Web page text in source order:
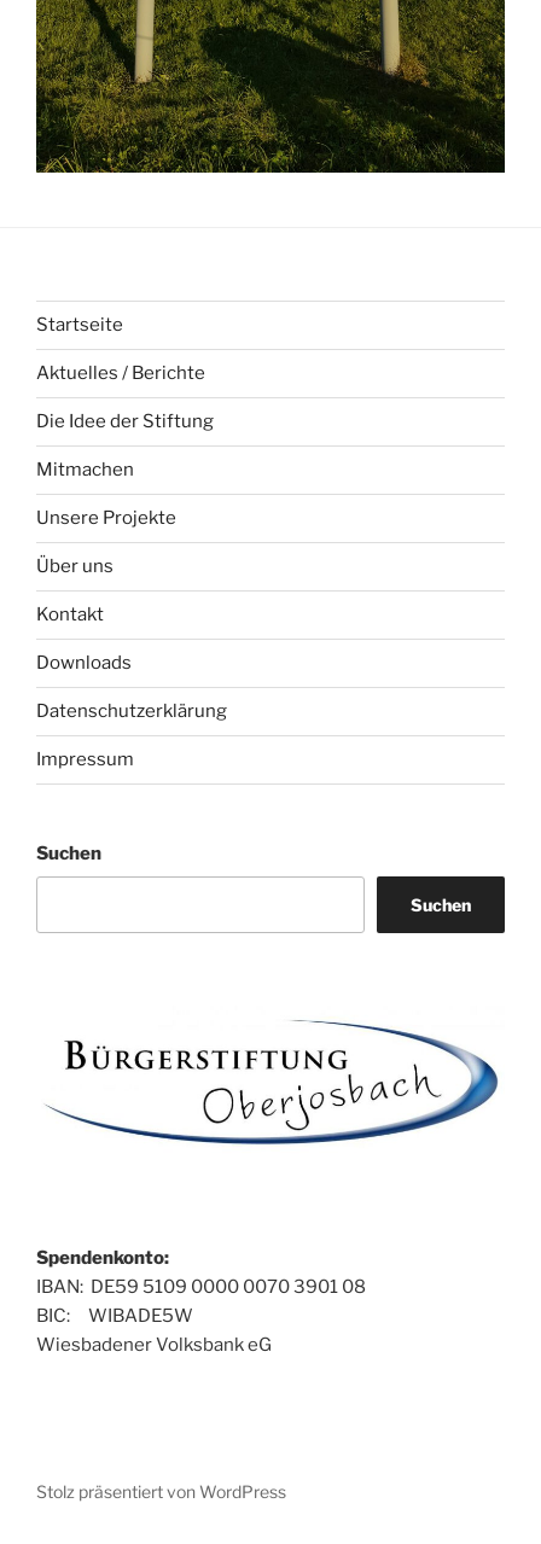
Startseite
Aktuelles / Berichte
Die Idee der Stiftung
Mitmachen
Unsere Projekte
Über uns
Kontakt
Downloads
Datenschutzerklärung
Impressum
Suchen
Suchen
Spendenkonto:
IBAN: DE59 5109 0000 0070 3901 08
BIC: WIBADE5W
Wiesbadener Volksbank eG
Stolz präsentiert von WordPress